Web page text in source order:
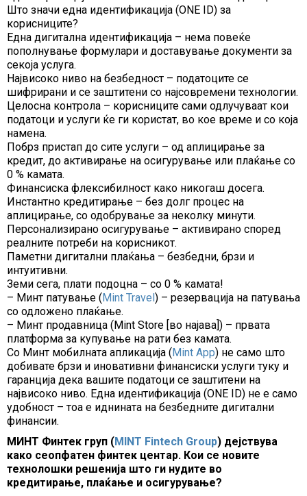
Што значи една идентификација (ONE ID) за
корисниците?
Една дигитална идентификација – нема повеќе
пополнување формулари и доставување документи за
секоја услуга.
Највисоко ниво на безбедност – податоците се
шифрирани и се заштитени со најсовремени технологии.
Целосна контрола – корисниците сами одлучуваат кои
податоци и услуги ќе ги користат, во кое време и со која
намена.
Побрз пристап до сите услуги – од аплицирање за
кредит, до активирање на осигурување или плаќање со
0 % камата.
Финансиска флексибилност како никогаш досега.
Инстантно кредитирање – без долг процес на
аплицирање, со одобрување за неколку минути.
Персонализирано осигурување – активирано според
реалните потреби на корисникот.
Паметни дигитални плаќања – безбедни, брзи и
интуитивни.
Земи сега, плати подоцна – со 0 % камата!
– Минт патување ( Mint Travel ) – резервација на патувања
со одложено плаќање.
– Минт продавница (Mint Store [во најава]) – првата
платформа за купување на рати без камата.
Со Минт мобилната апликација ( Mint App) не само што
добивате брзи и иновативни финансиски услуги туку и
гаранција дека вашите податоци се заштитени на
највисоко ниво. Една идентификација (ONE ID) не е само
удобност – тоа е иднината на безбедните дигитални
финансии.
МИНТ Финтек груп (MINT Fintech Group) дејствува
како сеопфатен финтек центар. Кои се новите
технолошки решенија што ги нудите во
кредитирање, плаќање и осигурување?